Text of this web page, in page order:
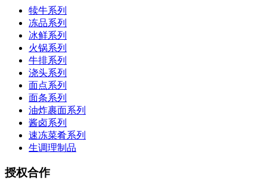
犊牛系列
冻品系列
冰鲜系列
火锅系列
牛排系列
浇头系列
面点系列
面条系列
油炸裹面系列
酱卤系列
速冻菜肴系列
生调理制品
授权合作